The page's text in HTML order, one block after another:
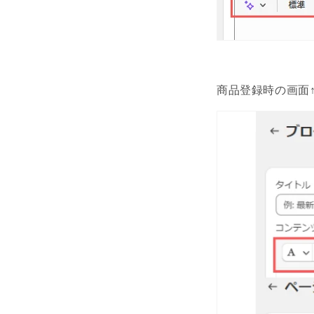
商品登録時の画面